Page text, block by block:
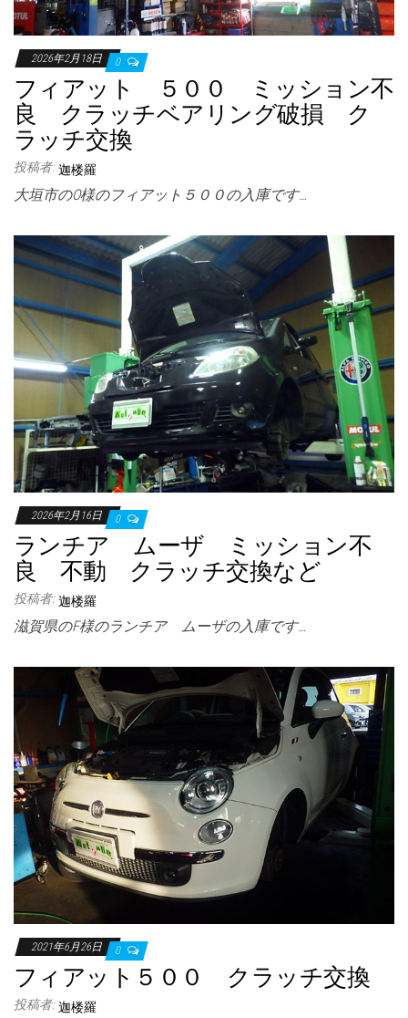
2026年2月18日 0
フィアット ５００ ミッション不
良 クラッチベアリング破損 ク
ラッチ交換
投稿者: 迦楼羅
大垣市のO様のフィアット５００の入庫です…
2026年2月16日 0
ランチア ムーザ ミッション不
良 不動 クラッチ交換など
投稿者: 迦楼羅
滋賀県のF様のランチア ムーザの入庫です…
2021年6月26日 0
フィアット５００ クラッチ交換
投稿者: 迦楼羅